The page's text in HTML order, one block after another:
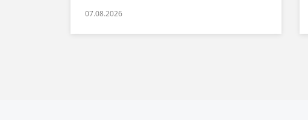
07.08.2026